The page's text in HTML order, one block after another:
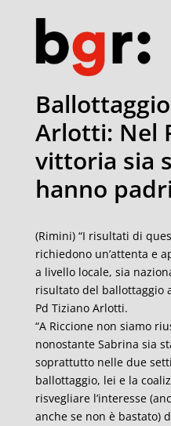
Arlotti: Nel
vittoria sia
hanno
(Rimini) “I risultati di
richiedono un’attenta e
a livello locale, sia
risultato del ballottaggio
Pd Tiziano Arlotti.
“A Riccione non siamo
nonostante Sabrina sia
soprattutto nelle due
ballottaggio, lei e la
risvegliare l’interesse
anche se non è bastato)